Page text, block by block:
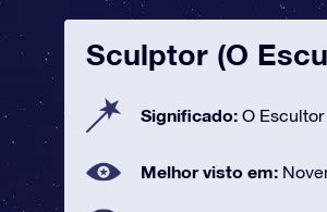
Sculptor (O
Significado: O Escultor
Melhor visto em: